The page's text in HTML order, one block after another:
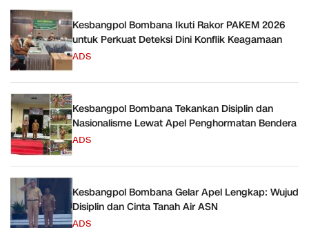
Kesbangpol Bombana Ikuti Rakor PAKEM 2026
untuk Perkuat Deteksi Dini Konflik Keagamaan
ADS
Kesbangpol Bombana Tekankan Disiplin dan
Nasionalisme Lewat Apel Penghormatan Bendera
ADS
Kesbangpol Bombana Gelar Apel Lengkap: Wujud
Disiplin dan Cinta Tanah Air ASN
ADS